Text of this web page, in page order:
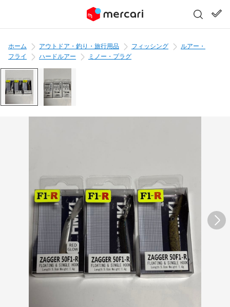
ホーム アウトドア・釣り・旅行用品 フィッシング
ルアー・
フライ
ハードルアー ミノー・プラグ